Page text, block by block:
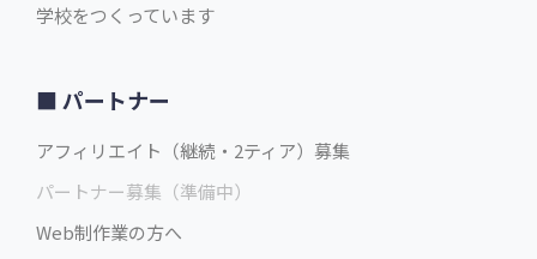
学校をつくっています
パートナー
アフィリエイト（継続・2ティア）募集
パートナー募集（準備中）
Web制作業の方へ